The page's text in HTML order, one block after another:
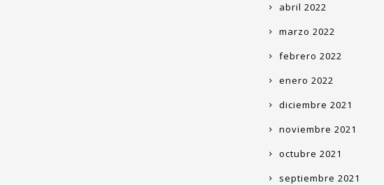
abril 2022
marzo 2022
febrero 2022
enero 2022
diciembre 2021
noviembre 2021
octubre 2021
septiembre 2021